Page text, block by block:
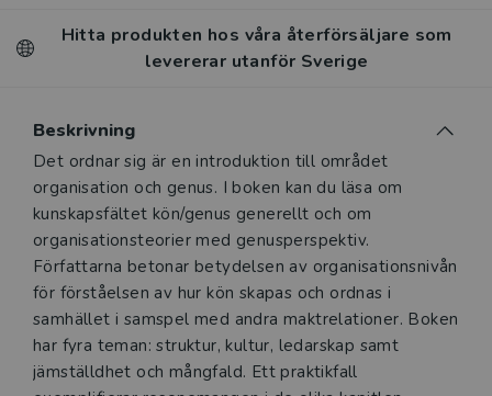
Hitta produkten hos våra återförsäljare som
levererar utanför Sverige
Beskrivning
Beskrivning
Det ordnar sig är en introduktion till området
organisation och genus. I boken kan du läsa om
kunskapsfältet kön/genus generellt och om
organisationsteorier med genusperspektiv.
Författarna betonar betydelsen av organisationsnivån
för förståelsen av hur kön skapas och ordnas i
samhället i samspel med andra maktrelationer. Boken
har fyra teman: struktur, kultur, ledarskap samt
jämställdhet och mångfald. Ett praktikfall